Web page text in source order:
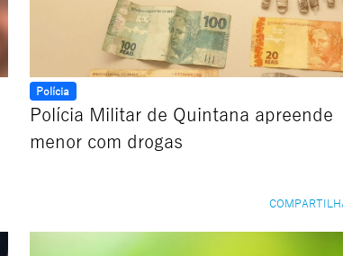
Polícia
Polícia Militar de Quintana apreende
menor com drogas